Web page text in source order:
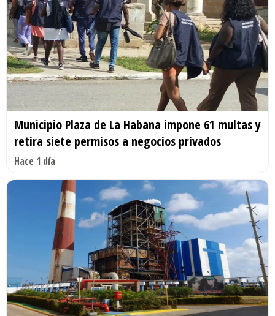
Municipio Plaza de La Habana impone 61 multas y
retira siete permisos a negocios privados
Hace 1 día